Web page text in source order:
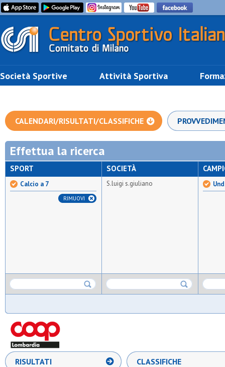
Società Sportive Attività Sportiva
CALENDARI/RISULTATI/CLASSIFICHE
Effettua la ricerca
SPORT
Calcio a 7
RIMUOVI
SOCIETÀ
S.luigi s.giuliano
RISULTATI CLASSIFICHE